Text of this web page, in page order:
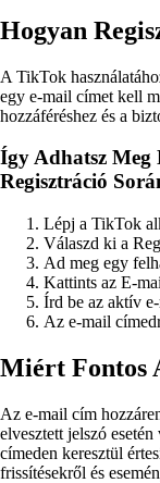
Hogyan
A TikTok
egy e-mail címet kell
hozzáféréshez és a
Így Adhatsz
Regisztráció
Lépj a TikTok
Válaszd ki a
Ad meg egy
Kattints az E-
Írd be az aktív
Az e-mail
Miért Fontos
Az e-mail cím
elvesztett jelszó
címeden keresztül
frissítésekről és